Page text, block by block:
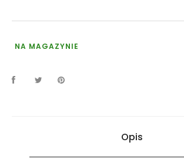
NA MAGAZYNIE
Opis